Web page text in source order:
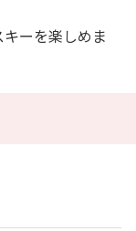
ーを楽しめま